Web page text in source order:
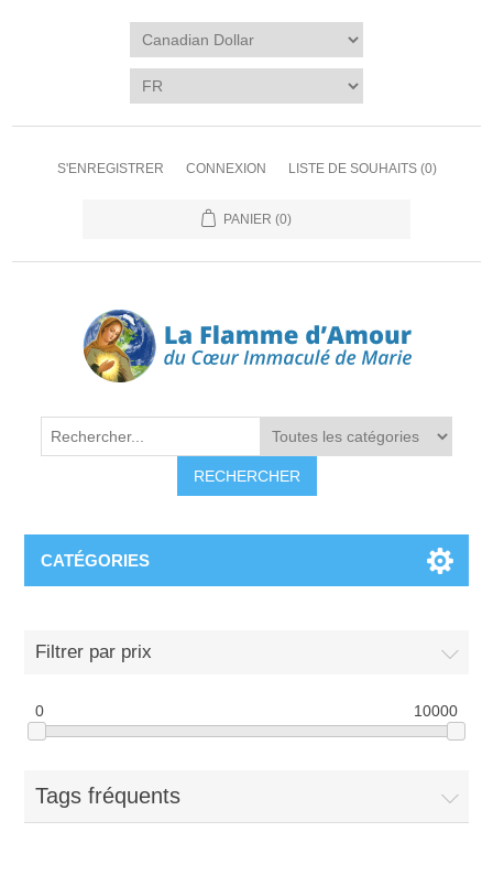
S'ENREGISTRER CONNEXION LISTE DE SOUHAITS (0)
PANIER (0)
RECHERCHER
CATÉGORIES
Filtrer par prix
0 10000
Tags fréquents